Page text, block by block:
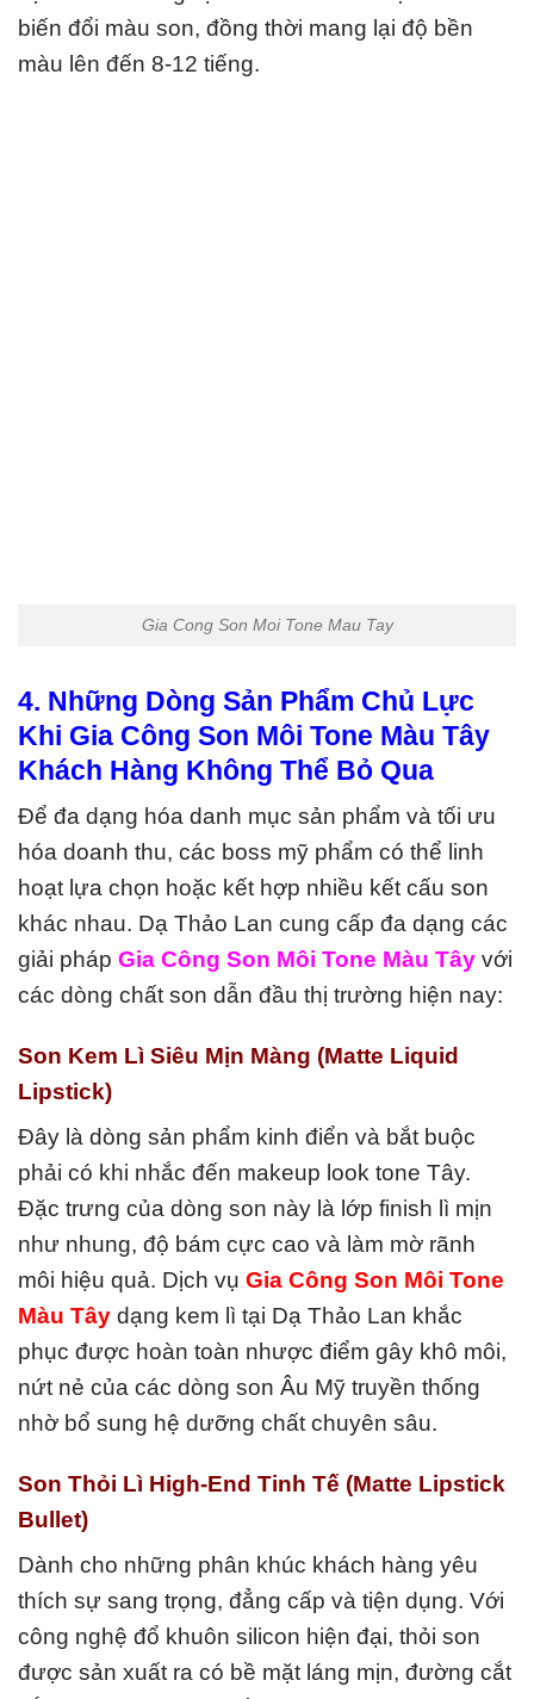
biến đổi màu son, đồng thời mang lại độ bền
màu lên đến 8-12 tiếng.
Gia Cong Son Moi Tone Mau Tay
4. Những Dòng Sản Phẩm Chủ Lực
Khi Gia Công Son Môi Tone Màu Tây
Khách Hàng Không Thể Bỏ Qua
Để đa dạng hóa danh mục sản phẩm và tối ưu
hóa doanh thu, các boss mỹ phẩm có thể linh
hoạt lựa chọn hoặc kết hợp nhiều kết cấu son
khác nhau. Dạ Thảo Lan cung cấp đa dạng các
giải pháp Gia Công Son Môi Tone Màu Tây với
các dòng chất son dẫn đầu thị trường hiện nay:
Son Kem Lì Siêu Mịn Màng (Matte Liquid
Lipstick)
Đây là dòng sản phẩm kinh điển và bắt buộc
phải có khi nhắc đến makeup look tone Tây.
Đặc trưng của dòng son này là lớp finish lì mịn
như nhung, độ bám cực cao và làm mờ rãnh
môi hiệu quả. Dịch vụ Gia Công Son Môi Tone
Màu Tây dạng kem lì tại Dạ Thảo Lan khắc
phục được hoàn toàn nhược điểm gây khô môi,
nứt nẻ của các dòng son Âu Mỹ truyền thống
nhờ bổ sung hệ dưỡng chất chuyên sâu.
Son Thỏi Lì High-End Tinh Tế (Matte Lipstick
Bullet)
Dành cho những phân khúc khách hàng yêu
thích sự sang trọng, đẳng cấp và tiện dụng. Với
công nghệ đổ khuôn silicon hiện đại, thỏi son
được sản xuất ra có bề mặt láng mịn, đường cắt